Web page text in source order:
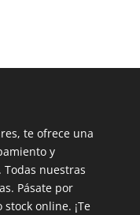
te ofrece una
y
Todas nuestras
Pásate por
online. ¡Te